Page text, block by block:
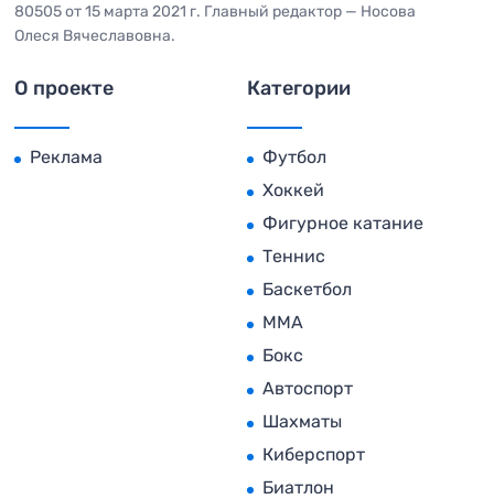
80505 от 15 марта 2021 г. Главный редактор — Носова
Олеся Вячеславовна.
О проекте
Реклама
Категории
Футбол
Хоккей
Фигурное катание
Теннис
Баскетбол
MMA
Бокс
Автоспорт
Шахматы
Киберспорт
Биатлон